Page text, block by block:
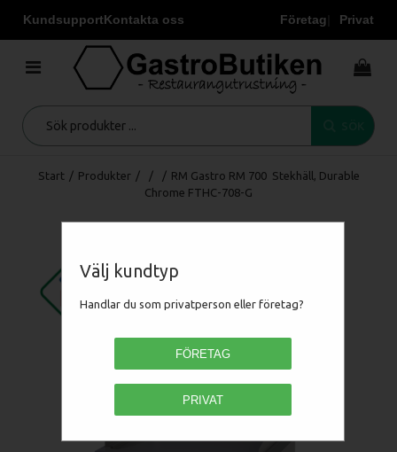
KundsupportKontakta oss Företag Privat
Välj kundtyp
Handlar du som privatperson eller företag?
FÖRETAG
PRIVAT
Start / Produkter / / / RM Gastro RM 700 Stekhäll, Durable
Chrome FTHC-708-G